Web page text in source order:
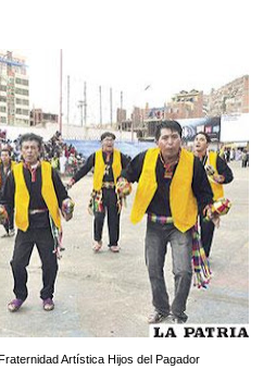
Artística Hijos del Pagador